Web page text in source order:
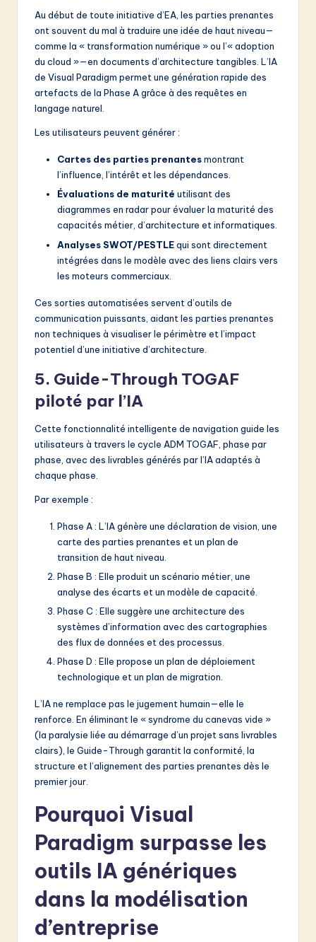
Au début de toute initiative d’EA, les parties prenantes
ont souvent du mal à traduire une idée de haut niveau—
comme la « transformation numérique » ou l’« adoption
du cloud »—en documents d’architecture tangibles. L’IA
de Visual Paradigm permet une génération rapide des
artefacts de la Phase A grâce à des requêtes en
langage naturel.
Les utilisateurs peuvent générer :
Cartes des parties prenantesmontrant
l’influence, l’intérêt et les dépendances.
Évaluations de maturité utilisant des
diagrammes en radar pour évaluer la maturité des
capacités métier, d’architecture et informatiques.
Analyses SWOT/PESTLEqui sont directement
intégrées dans le modèle avec des liens clairs vers
les moteurs commerciaux.
Ces sorties automatisées servent d’outils de
communication puissants, aidant les parties prenantes
non techniques à visualiser le périmètre et l’impact
potentiel d’une initiative d’architecture.
5. Guide-Through TOGAF
piloté par l’IA
Cette fonctionnalité intelligente de navigation guide les
utilisateurs à travers le cycle ADM TOGAF, phase par
phase, avec des livrables générés par l’IA adaptés à
chaque phase.
Par exemple :
Phase A : L’IA génère une déclaration de vision, une
carte des parties prenantes et un plan de
transition de haut niveau.
Phase B : Elle produit un scénario métier, une
analyse des écarts et un modèle de capacité.
Phase C : Elle suggère une architecture des
systèmes d’information avec des cartographies
des flux de données et des processus.
Phase D : Elle propose un plan de déploiement
technologique et un plan de migration.
L’IA ne remplace pas le jugement humain—elle le
renforce. En éliminant le « syndrome du canevas vide »
(la paralysie liée au démarrage d’un projet sans livrables
clairs), le Guide-Through garantit la conformité, la
structure et l’alignement des parties prenantes dès le
premier jour.
Pourquoi Visual
Paradigm surpasse les
outils IA génériques
dans la modélisation
d’entreprise